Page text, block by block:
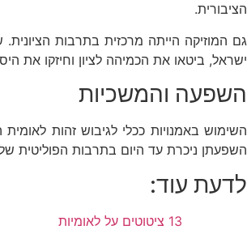
הציבורית.
גם המוזיקה הייתה מרכזית בתרבות
ישראל, ביטאו את הכמיהה לציון וחיזקו את
השפעה והמשכיות
השימוש באמנויות ככלי לגיבוש זהות
השפעתן ניכרת עד היום בתרבות הפוליטית
לדעת עוד:
13 ציטוטים על לאומיות